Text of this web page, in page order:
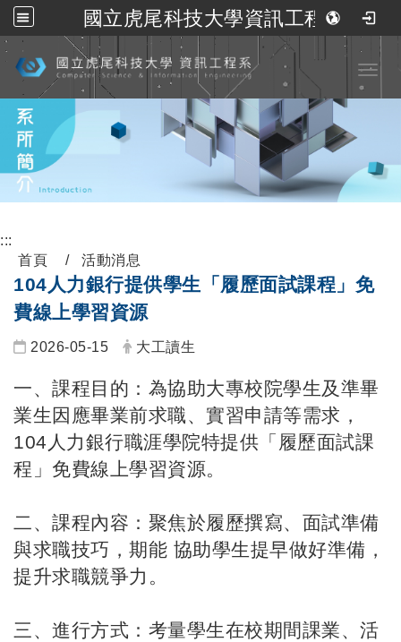
國立虎尾科技大學資訊工程系
跳到主要內容
:::
首頁
活動消息
104人力銀行提供學生「履歷面試課程」免
費線上學習資源
2026-05-15 大工讀生
一、課程目的：為協助大專校院學生及準畢
業生因應畢業前求職、實習申請等需求，
104人力銀行職涯學院特提供「履歷面試課
程」免費線上學習資源。
二、課程內容：聚焦於履歷撰寫、面試準備
與求職技巧，期能 協助學生提早做好準備，
提升求職競爭力。
三、進行方式：考量學生在校期間課業、活